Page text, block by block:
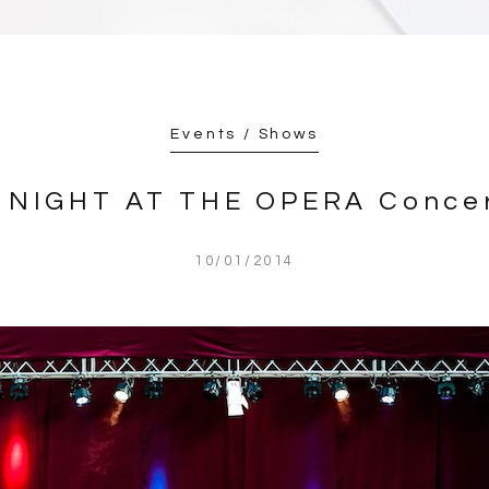
Events / Shows
NIGHT AT THE OPERA
10/01/2014